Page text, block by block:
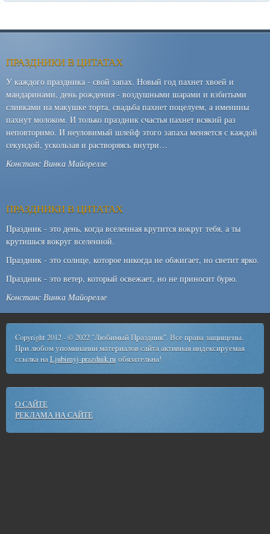
ПРАЗДНИКИ В ЦИТАТАХ
У каждого праздника - свой запах. Новый год пахнет хвоей и
мандаринами, день рождения - воздушными шарами и взбитыми
сливками на макушке торта, свадьба пахнет поцелуем, а именины
пахнут молоком. И только праздник счастья пахнет всякий раз
неповторимо. И неуловимый шлейф этого запаха меняется с каждой
секундой, ускользая и растворяясь внутри…
Констанс Винка Майорелле
ПРАЗДНИКИ В ЦИТАТАХ
Праздник - это день, когда вселенная крутится вокруг тебя, а ты
крутишься вокруг вселенной.
Праздник - это солнце, которое никогда не обжигает, но светит ярко.
Праздник - это ветер, который освежает, но не приносит бурю.
Констанс Винка Майорелле
Copyright 2012 - © 2022 "Любимый Праздник". Все права защищены.
При любом упоминании материалов сайта активная индексируемая
ссылка наLjubimyj-prazdnik.ru обязательна!
О САЙТЕ
РЕКЛАМА НА САЙТЕ